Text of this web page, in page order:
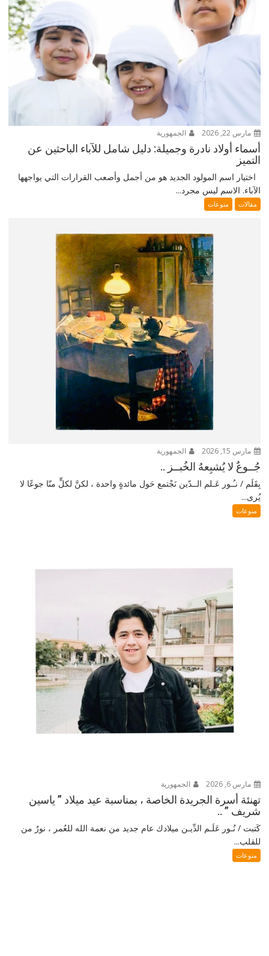
مارس 22, 2026 الجمهورية
أسماء أولاد نادرة وجميلة: دليل شامل للآباء الباحثين عن
التميز
اختيار اسم المولود الجديد هو من أجمل وأصعب القرارات التي يواجهها
الآباء. الاسم ليس مجرد...
مقالات منوعات
مارس 15, 2026 الجمهورية
جُــوعٌ لا يُشبِعهُ الخُبــز ..
بِقَلَم / نـُـور عَـلم الــدّين نَجْتمع حَول مائدةٍ واحدة ، لكنَّ لكلٍّ منّا جوعًا لا
يُرى...
منوعات
مارس 6, 2026 الجمهورية
تهنئة أسرة الجريدة الخاصة ، بمناسبة عيد ميلاد ” ياسين
شريف ” ..
كَتبت / نُـور عَلَـم الدِّيـن ميلادك عام جديد من نعمة الله للعُمر ، نورٌ من
للقلب...
منوعات